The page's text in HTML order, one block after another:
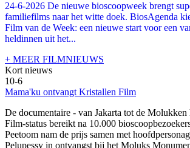
24-6-2026 De nieuwe bioscoopweek brengt
familiefilms naar het witte doek. BiosAgenda
Film van de Week: een nieuwe start voor een
heldinnen uit het...
+ MEER FILMNIEUWS
Kort nieuws
10-6
Mama'ku ontvangt Kristallen Film
De documentaire - van Jakarta tot de Molukken
Film-status bereikt na 10.000
Peetoom nam de prijs samen met
Pelupessy in ontvangst bij het Moluks